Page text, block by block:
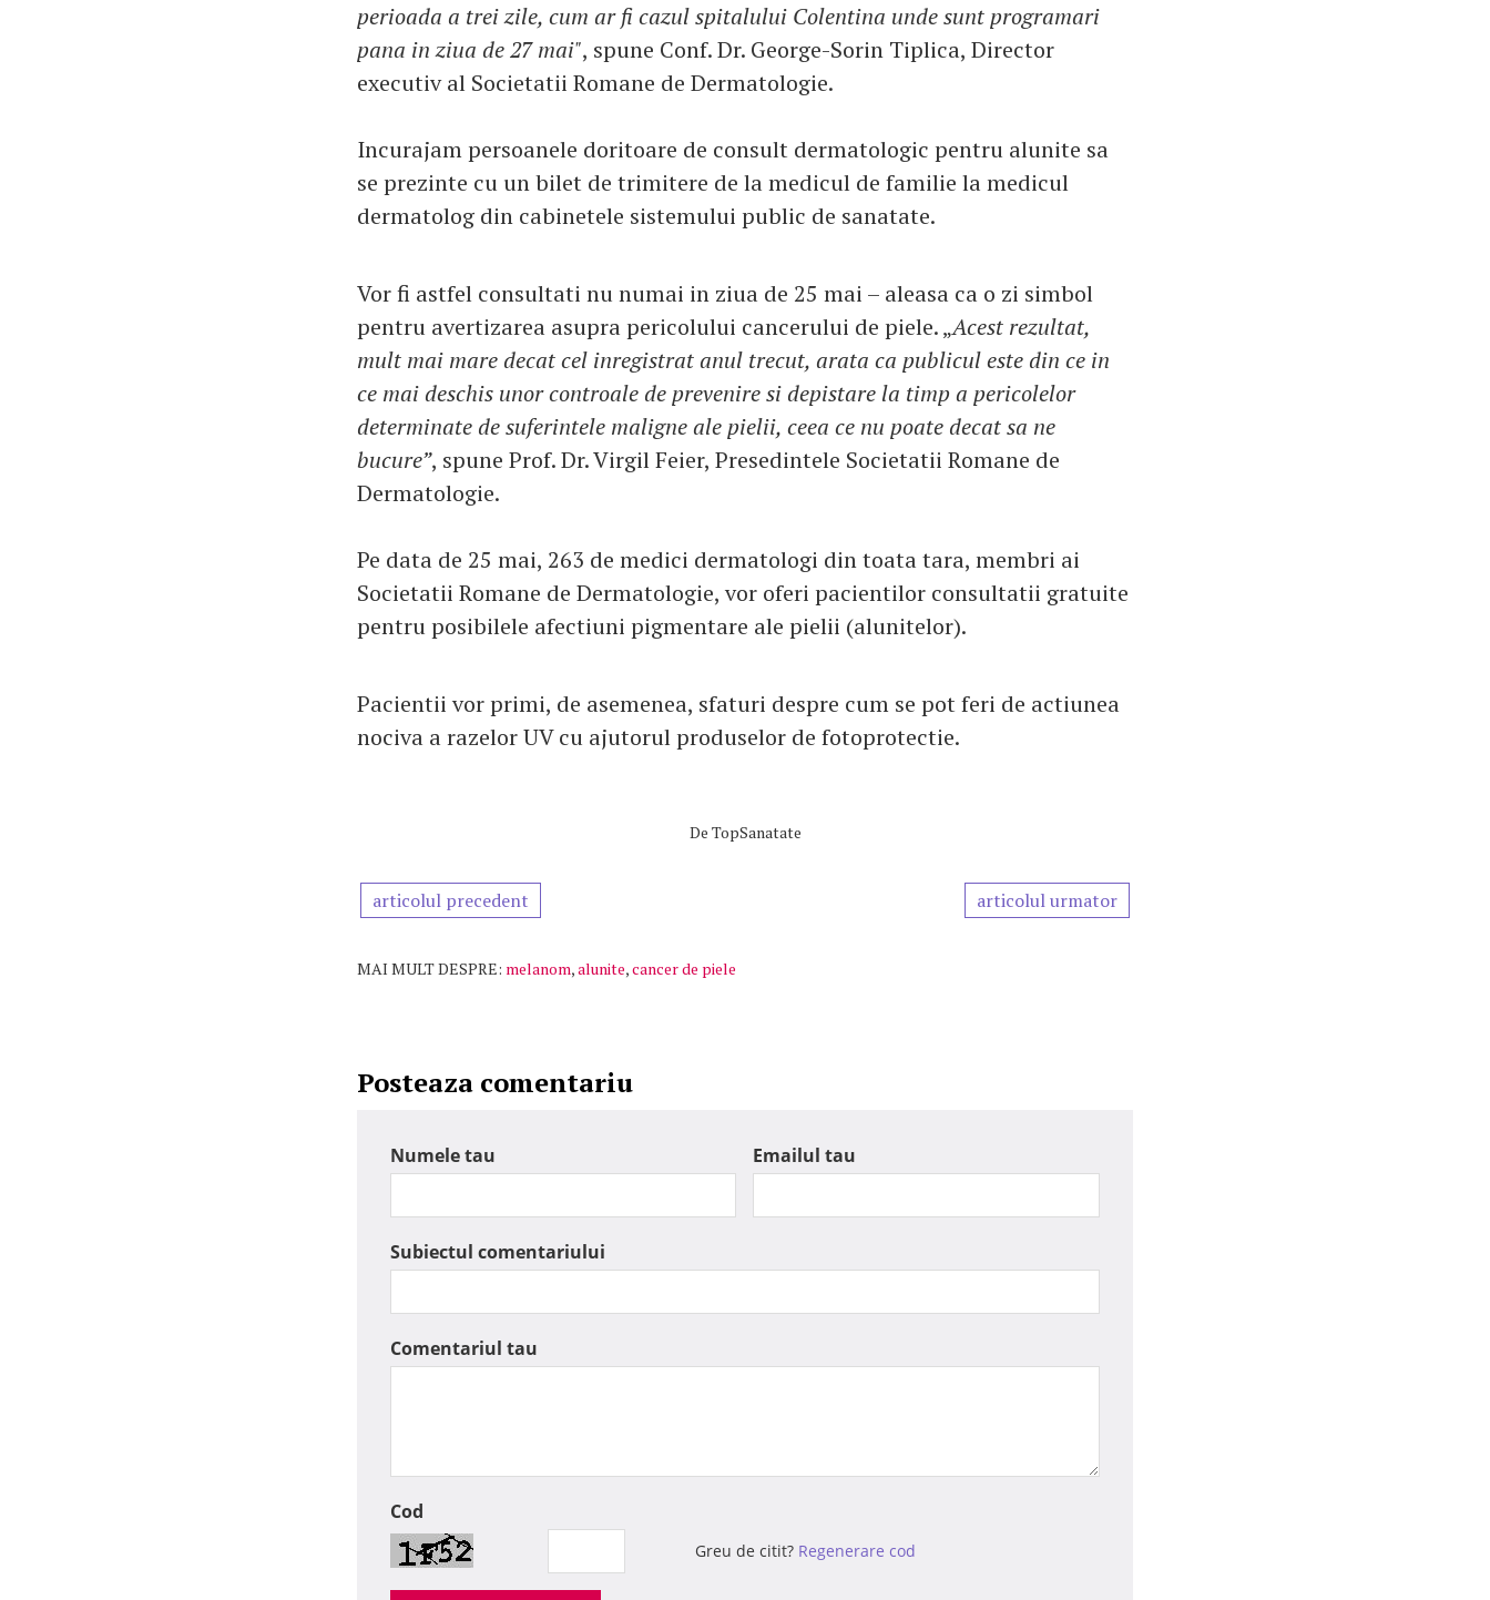
perioada a trei zile, cum ar fi cazul spitalului Colentina unde sunt programari
pana in ziua de 27 mai", spune Conf. Dr. George-Sorin Tiplica, Director
executiv al Societatii Romane de Dermatologie.
Incurajam persoanele doritoare de consult dermatologic pentru alunite sa
se prezinte cu un bilet de trimitere de la medicul de familie la medicul
dermatolog din cabinetele sistemului public de sanatate.
Vor fi astfel consultati nu numai in ziua de 25 mai – aleasa ca o zi simbol
pentru avertizarea asupra pericolului cancerului de piele. „Acest rezultat,
mult mai mare decat cel inregistrat anul trecut, arata ca publicul este din ce in
ce mai deschis unor controale de prevenire si depistare la timp a pericolelor
determinate de suferintele maligne ale pielii, ceea ce nu poate decat sa ne
bucure”, spune Prof. Dr. Virgil Feier, Presedintele Societatii Romane de
Dermatologie.
Pe data de 25 mai, 263 de medici dermatologi din toata tara, membri ai
Societatii Romane de Dermatologie, vor oferi pacientilor consultatii gratuite
pentru posibilele afectiuni pigmentare ale pielii (alunitelor).
Pacientii vor primi, de asemenea, sfaturi despre cum se pot feri de actiunea
nociva a razelor UV cu ajutorul produselor de fotoprotectie.
De TopSanatate
articolul precedent articolul urmator
MAI MULT DESPRE: melanom,alunite,cancer de piele
Posteaza comentariu
Numele tau Emailul tau
Subiectul comentariului
Comentariul tau
Cod
Greu de citit? Regenerare cod